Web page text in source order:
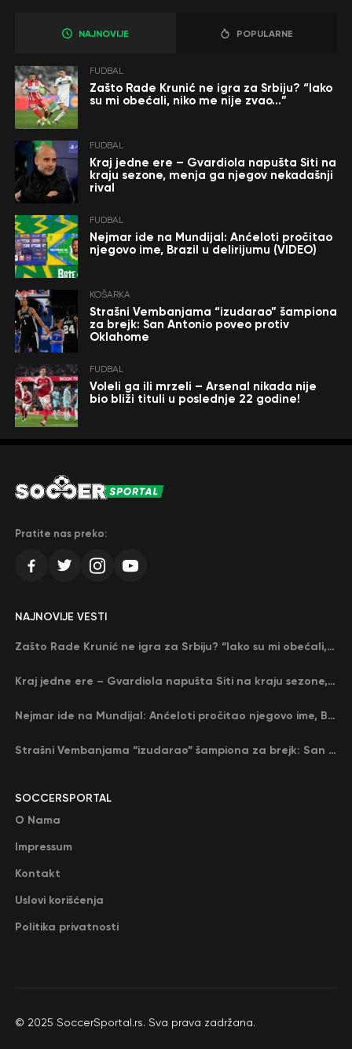
NAJNOVIJE POPULARNE
FUDBAL
Zašto Rade Krunić ne igra za Srbiju? “Iako
su mi obećali, niko me nije zvao…”
FUDBAL
Kraj jedne ere – Gvardiola napušta Siti na
kraju sezone, menja ga njegov nekadašnji
rival
FUDBAL
Nejmar ide na Mundijal: Anćeloti pročitao
njegovo ime, Brazil u delirijumu (VIDEO)
KOŠARKA
Strašni Vembanjama “izudarao” šampiona
za brejk: San Antonio poveo protiv
Oklahome
FUDBAL
Voleli ga ili mrzeli – Arsenal nikada nije
bio bliži tituli u poslednje 22 godine!
Pratite nas preko:
SOCCERSPORTAL
O Nama
Impressum
Kontakt
Uslovi korišćenja
Politika privatnosti
NAJNOVIJE VESTI
Zašto Rade Krunić ne igra za Srbiju? “Iako su mi obećali, niko me nije zvao…”
Kraj jedne ere – Gvardiola napušta Siti na kraju sezone, menja ga njegov nekadašnji rival
Nejmar ide na Mundijal: Anćeloti pročitao njegovo ime, Brazil u delirijumu (VIDEO)
Strašni Vembanjama “izudarao” šampiona za brejk: San Antonio poveo protiv Oklahome
© 2025 SoccerSportal.rs. Sva prava zadržana.